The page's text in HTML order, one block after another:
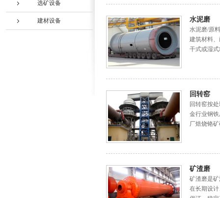
选矿设备
建材设备 水泥磨
水泥磨/原
建筑材料
干式或湿
回转窑
回转窑按
金行业钢
厂焙烧铬
矿渣磨
矿渣磨是
在长期设